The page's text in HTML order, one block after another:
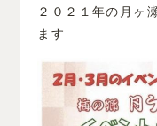
２０２１年の月ヶ
ます